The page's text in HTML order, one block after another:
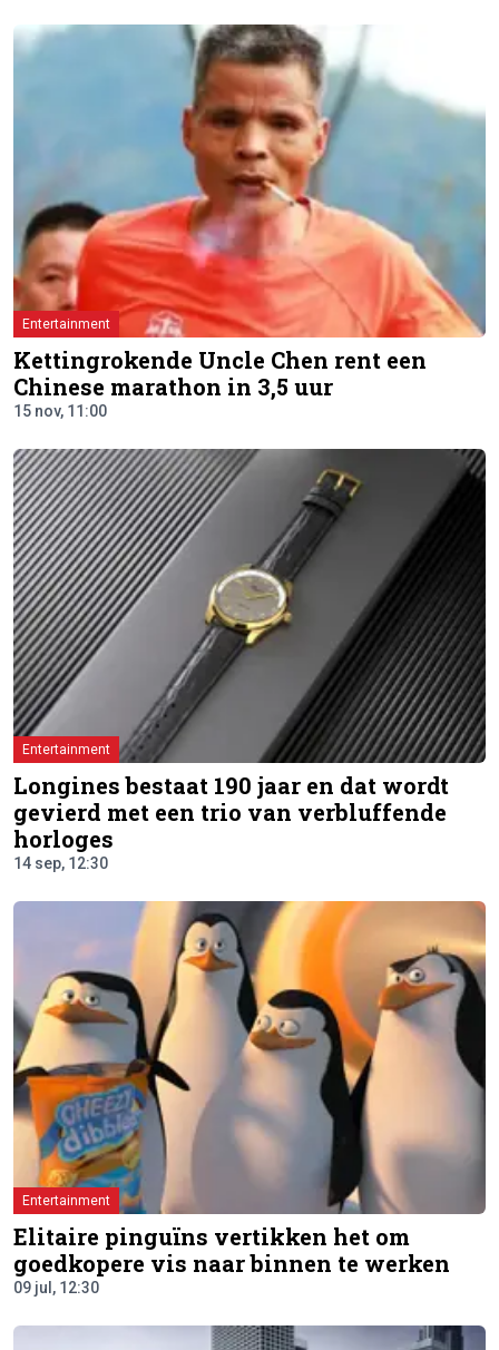
Entertainment
Kettingrokende Uncle Chen rent een
Chinese marathon in 3,5 uur
15 nov, 11:00
Entertainment
Longines bestaat 190 jaar en dat wordt
gevierd met een trio van verbluffende
horloges
14 sep, 12:30
Entertainment
Elitaire pinguïns vertikken het om
goedkopere vis naar binnen te werken
09 jul, 12:30